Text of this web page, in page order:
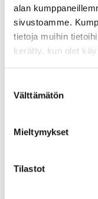
alan
sivustoamme.
tietoja muihin
kerätty, kun olet
valinta
Välttämätön
Mieltymykset
Tilastot
Carat dry cut